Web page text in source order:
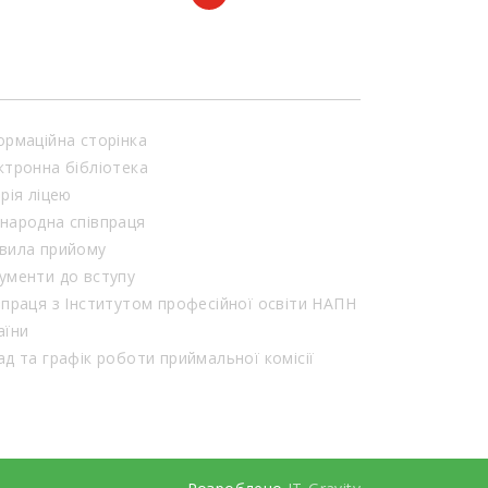
сторінка
бібліотека
ліцею
співпраця
прийому
до вступу
з Інститутом професійної освіти НАПН
Склад та графік роботи приймальної комісії